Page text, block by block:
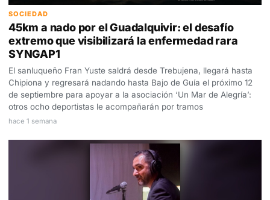
SOCIEDAD
45km a nado por el Guadalquivir: el desafío
extremo que visibilizará la enfermedad rara
SYNGAP1
El sanluqueño Fran Yuste saldrá desde Trebujena, llegará hasta
Chipiona y regresará nadando hasta Bajo de Guía el próximo 12
de septiembre para apoyar a la asociación ‘Un Mar de Alegría’:
otros ocho deportistas le acompañarán por tramos
hace 1 semana